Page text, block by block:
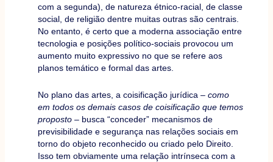
com a segunda), de natureza étnico-racial, de classe
social, de religião dentre muitas outras são centrais.
No entanto, é certo que a moderna associação entre
tecnologia e posições político-sociais provocou um
aumento muito expressivo no que se refere aos
planos temático e formal das artes.
No plano das artes, a coisificação jurídica – como
em todos os demais casos de coisificação que temos
proposto – busca “conceder” mecanismos de
previsibilidade e segurança nas relações sociais em
torno do objeto reconhecido ou criado pelo Direito.
Isso tem obviamente uma relação intrínseca com a